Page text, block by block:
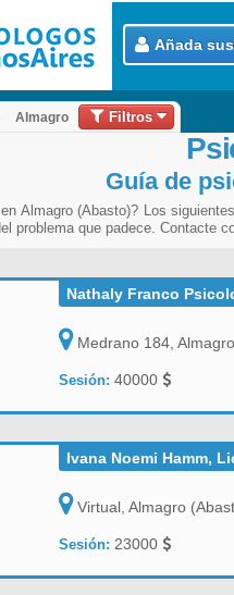
Añada
Almagro Filtros
Guía de
Almagro (Abasto)? Los
problema que padece. Contacte
Nathaly Franco
Medrano 184,
Sesión: 40000
Ivana Noemi Hamm,
Virtual, Almagro
Sesión: 23000